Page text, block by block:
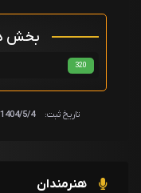
بخش
320
تاریخ ثبت: 1404/5/4
هنرمندان